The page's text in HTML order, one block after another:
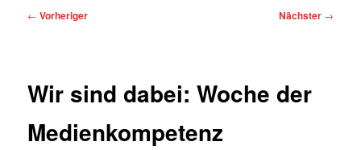
Beitragsnavigation
← Vorheriger Nächster →
Wir sind dabei: Woche der
Medienkompetenz